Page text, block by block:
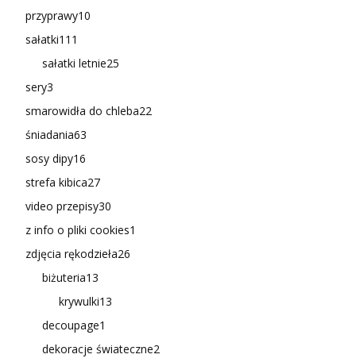
przyprawy10
sałatki111
sałatki letnie25
sery3
smarowidła do chleba22
śniadania63
sosy dipy16
strefa kibica27
video przepisy30
z info o pliki cookies1
zdjęcia rękodzieła26
biżuteria13
krywulki13
decoupage1
dekoracje świateczne2